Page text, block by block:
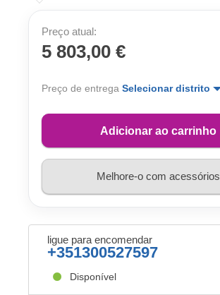
Preço atual:
5 803,00 €
Preço de entrega Selecionar distrito
Adicionar ao carrinho
Melhore-o com acessórios
ligue para encomendar
+351300527597
Disponível